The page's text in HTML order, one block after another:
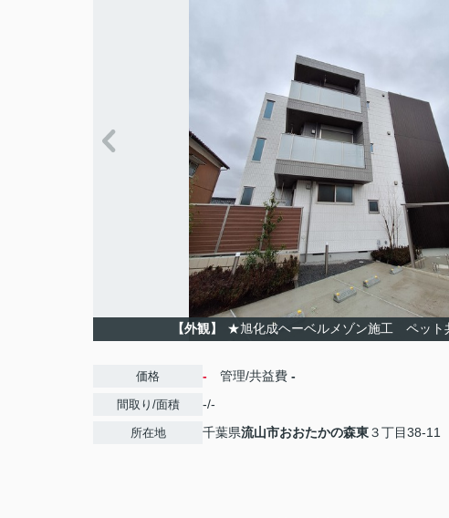
【外観】 ★旭化成ヘーベルメゾン施工 ペット
価格 - 管理/共益費 -
間取り/面積 -/-
所在地 千葉県流山市おおたかの森東３丁目38-11